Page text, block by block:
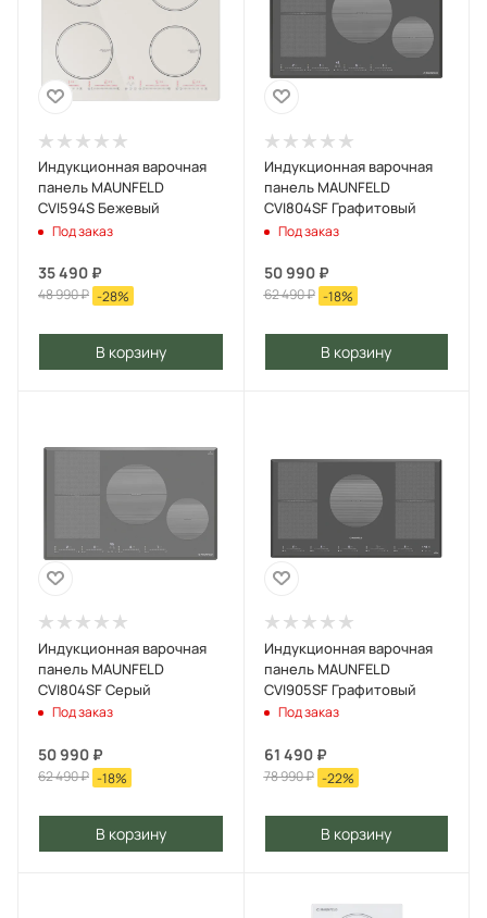
Индукционная варочная
панель MAUNFELD
CVI594S Бежевый
Под заказ
35 490 ₽
48 990₽ -28%
В корзину
Индукционная варочная
панель MAUNFELD
CVI804SF Графитовый
Под заказ
50 990₽
62 490₽ -18%
В корзину
Индукционная варочная
панель MAUNFELD
CVI804SF Серый
Под заказ
50 990 ₽
62 490₽ -18%
В корзину
Индукционная варочная
панель MAUNFELD
CVI905SF Графитовый
Под заказ
61 490₽
78 990₽ -22%
В корзину